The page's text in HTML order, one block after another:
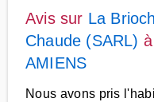
Avis sur La
Chaude (SARL) à
AMIENS
Nous avons pris